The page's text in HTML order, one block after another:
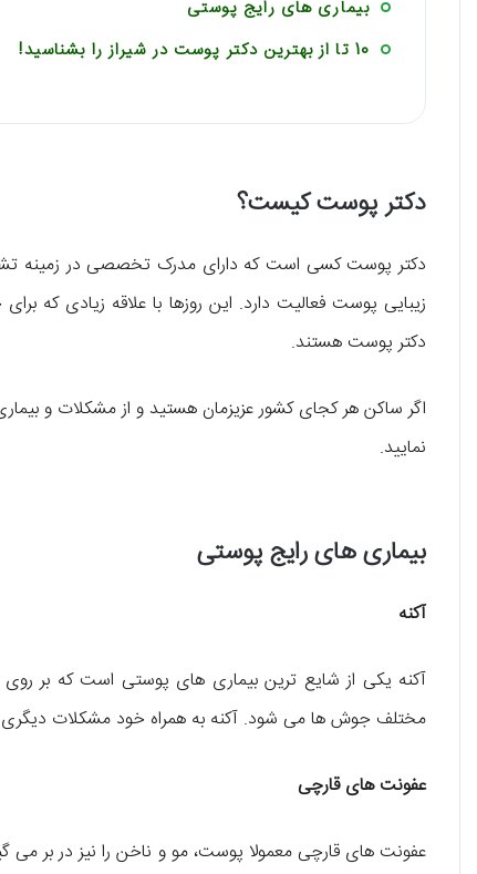
بیماری های رایج پوستی
10 تا از بهترین دکتر پوست در شیراز را بشناسید!
دکتر پوست کیست؟
دکتر پوست کسی است که دارای مدرک تخصصی در زمینه
زیبایی پوست فعالیت دارد. این روزها با علاقه زیادی که
دکتر پوست هستند.
اگر ساکن هر کجای کشور عزیزمان هستید و از مشکلات و
نمایید.
بیماری های رایج پوستی
آکنه
آکنه یکی از شایع ترین بیماری های پوستی است که بر
مختلف جوش ها می شود. آکنه به همراه خود مشکلات دیگری
عفونت های قارچی
عفونت های قارچی معمولا پوست، مو و ناخن را نیز در بر